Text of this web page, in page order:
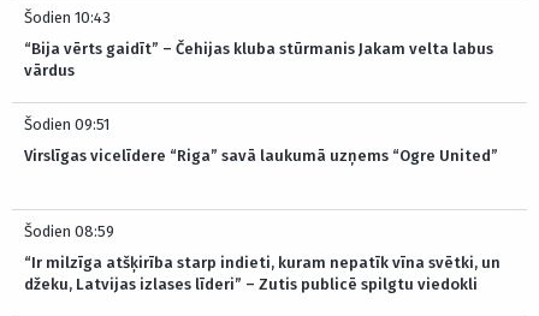
Šodien 10:43
“Bija vērts gaidīt” – Čehijas kluba stūrmanis Jakam velta labus
vārdus
Šodien 09:51
Virslīgas vicelīdere “Riga” savā laukumā uzņems “Ogre United”
Šodien 08:59
“Ir milzīga atšķirība starp indieti, kuram nepatīk vīna svētki, un
džeku, Latvijas izlases līderi” – Zutis publicē spilgtu viedokli